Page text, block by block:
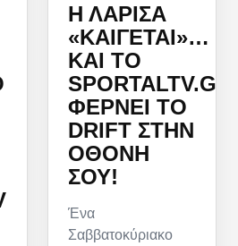
Η ΛΆΡΙΣΑ
«ΚΑΊΓΕΤΑΙ»…
ΚΑΙ ΤΟ
SPORTALTV.GR
ΦΈΡΝΕΙ ΤΟ
DRIFT ΣΤΗΝ
ΟΘΌΝΗ
ΣΟΥ!
Ένα
Σαββατοκύριακο